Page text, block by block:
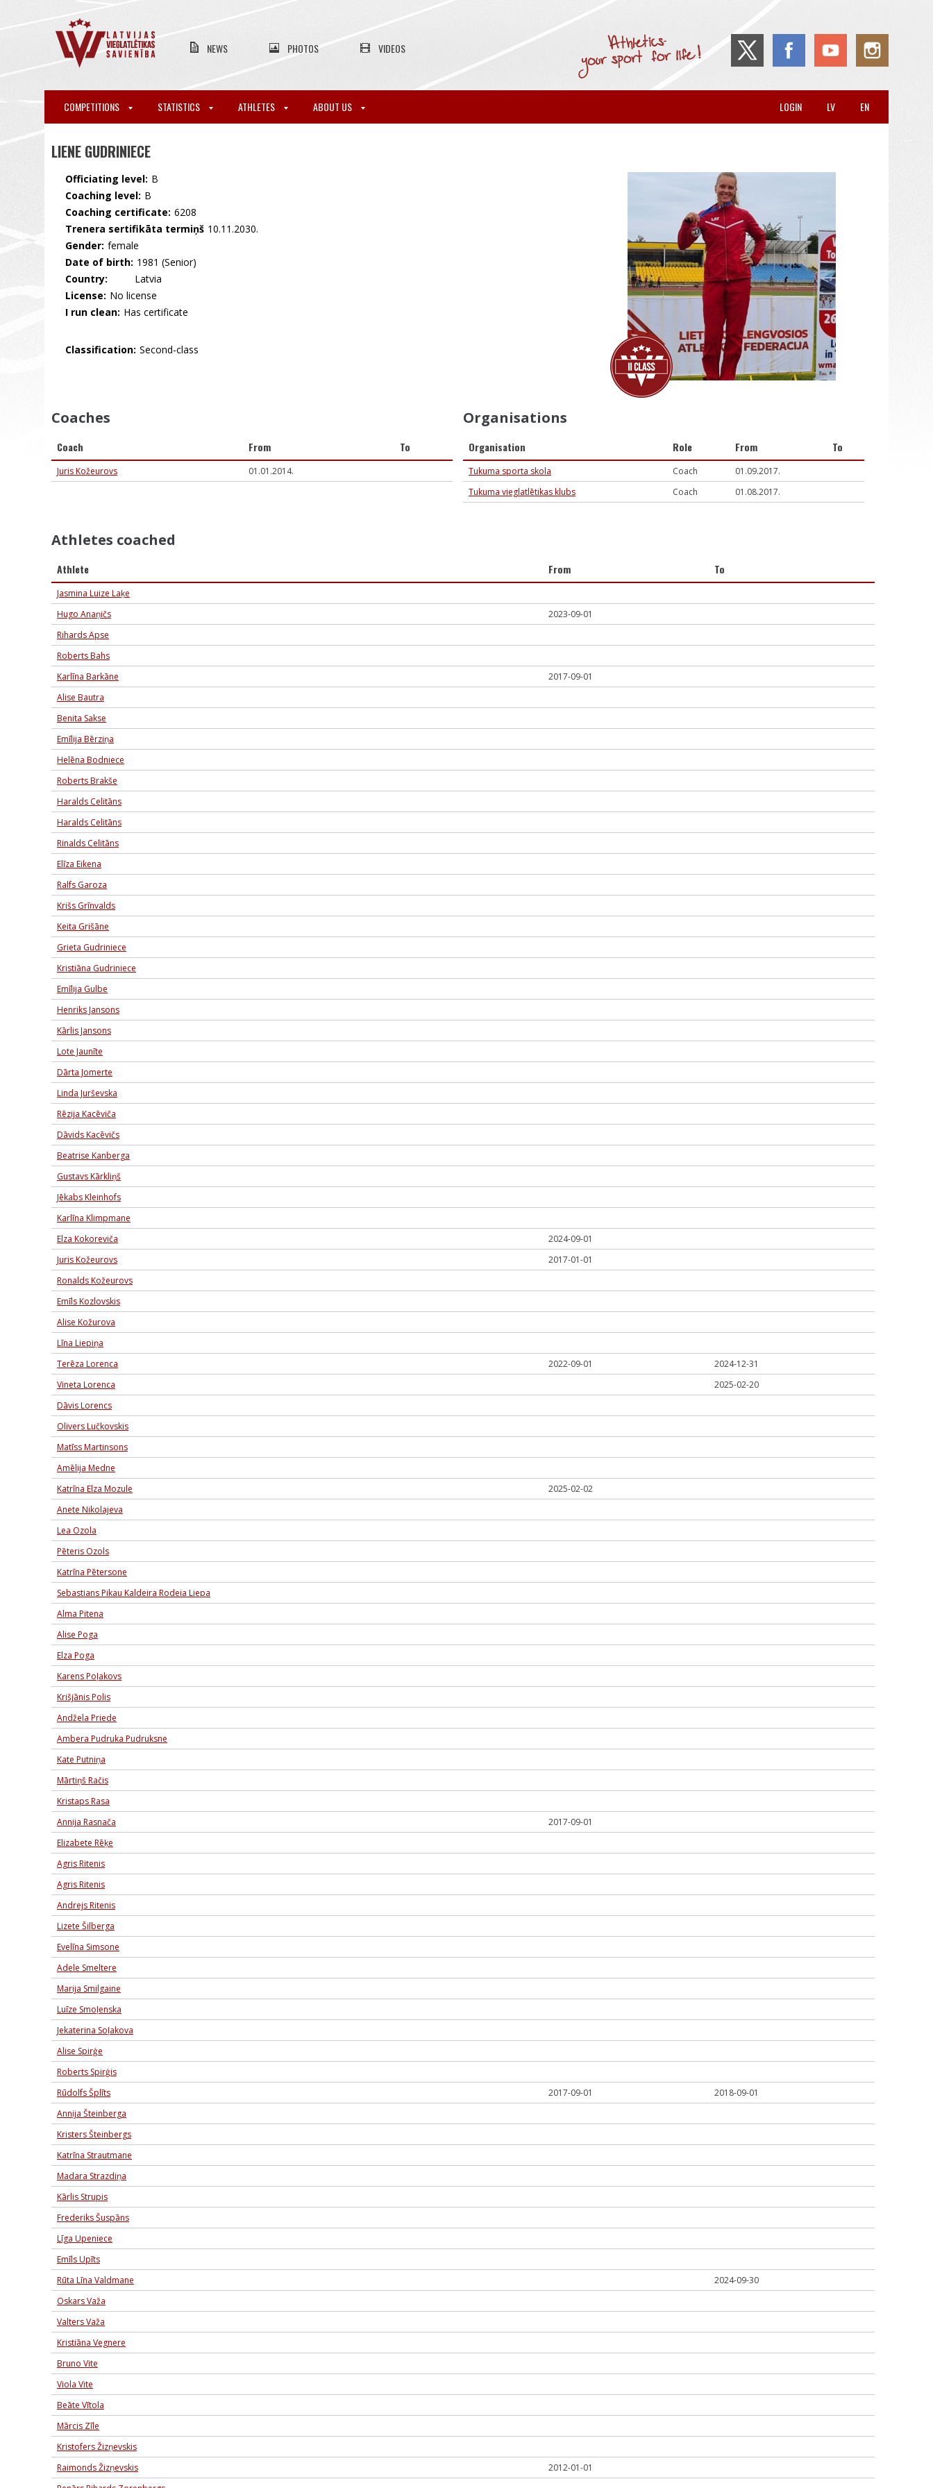
NEWS PHOTOS VIDEOS
COMPETITIONS STATISTICS ATHLETES ABOUT US EN
LV
LOGIN
LIENE GUDRINIECE
Officiating level: B
Coaching level: B
Coaching certificate: 6208
Trenera sertifikāta termiņš 10.11.2030.
Gender: female
Date of birth: 1981 (Senior)
Country:
🇱🇻 Latvia
License: No license
I run clean: Has certificate
Classification: Second-class
Coaches
Coach From To
Juris Kožeurovs 01.01.2014.
Organisations
Organisation Role From To
Tukuma sporta skola Coach
01.09.2017.
Tukuma vieglatlētikas klubs
Coach 01.08.2017.
Athletes coached
Athlete From To
Jasmina Luize Laķe
Hugo Anaņičs
2023-09-01
Rihards Apse
Roberts Bahs
Karlīna Barkāne
2017-09-01
Alise Bautra
Benita Sakse
Emīlija Bērziņa
Helēna Bodniece
Roberts Brakše
Haralds Celitāns
Haralds Celitāns
Rinalds Celitāns
Elīza Eikena
Ralfs Garoza
Krišs Grīnvalds
Keita Grišāne
Grieta Gudriniece
Kristiāna Gudriniece
Emīlija Gulbe
Henriks Jansons
Kārlis Jansons
Lote Jaunīte
Dārta Jomerte
Linda Jurševska
Rēzija Kacēviča
Dāvids Kacēvičs
Beatrise Kanberga
Gustavs Kārkliņš
Jēkabs Kleinhofs
Karlīna Klimpmane
Elza Kokoreviča
2024-09-01
Juris Kožeurovs
2017-01-01
Ronalds Kožeurovs
Emīls Kozlovskis
Alise Kožurova
Līna Liepiņa
Terēza Lorenca
2022-09-01
2024-12-31
Vineta Lorenca
2025-02-20
Dāvis Lorencs
Olivers Lučkovskis
Matīss Martinsons
Amēlija Medne
Katrīna Elza Mozule
2025-02-02
Anete Nikolajeva
Lea Ozola
Pēteris Ozols
Katrīna Pētersone
Sebastians Pikau Kaldeira Rodeia Liepa
Alma Pitena
Alise Poga
Elza Poga
Karens Poļakovs
Krišjānis Polis
Andžela Priede
Ambera Pudruka Pudruksne
Kate Putniņa
Mārtiņš Račis
Kristaps Rasa
Annija Rasnača
2017-09-01
Elizabete Rēķe
Agris Ritenis
Agris Ritenis
Andrejs Ritenis
Lizete Šilberga
Evelīna Simsone
Adele Smeltere
Marija Smilgaine
Luīze Smoļenska
Jekaterina Soļakova
Alise Spirģe
Roberts Spirģis
Rūdolfs Šplīts
2017-09-01
2018-09-01
Annija Šteinberga
Kristers Šteinbergs
Katrīna Strautmane
Madara Strazdiņa
Kārlis Strupis
Frederiks Šuspāns
Līga Upeniece
Emīls Upīts
Rūta Līna Valdmane
2024-09-30
Oskars Važa
Valters Važa
Kristiāna Vegnere
Bruno Vite
Viola Vite
Beāte Vītola
Mārcis Zīle
Kristofers Žizņevskis
Raimonds Žizņevskis
2012-01-01